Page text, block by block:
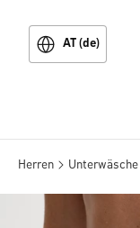
AT (de)
Herren Unterwäsche